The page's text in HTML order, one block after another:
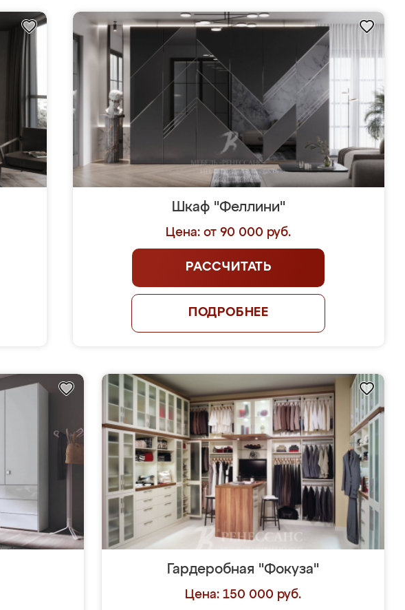
Шкаф "Феллини"
Цена: от 90 000 руб.
РАССЧИТАТЬ
ПОДРОБНЕЕ
Гардеробная "Фокуза"
Цена: 150 000 руб.